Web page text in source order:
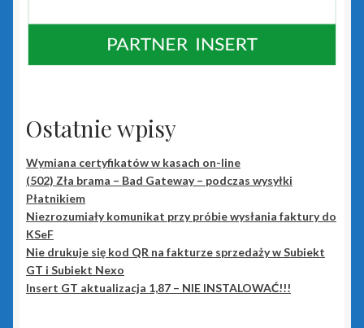
Oprogramowanie
Poradniki – oprogramowanie
Polityka prywatności
Pozostałe produkty Insert
Sieci – porady
Ostatnie wpisy
Wymiana certyfikatów w kasach on-line
(502) Zła brama – Bad Gateway – podczas wysyłki
Płatnikiem
Niezrozumiały komunikat przy próbie wysłania faktury do
KSeF
Nie drukuje się kod QR na fakturze sprzedaży w Subiekt
GT i Subiekt Nexo
Insert GT aktualizacja 1,87 – NIE INSTALOWAĆ!!!